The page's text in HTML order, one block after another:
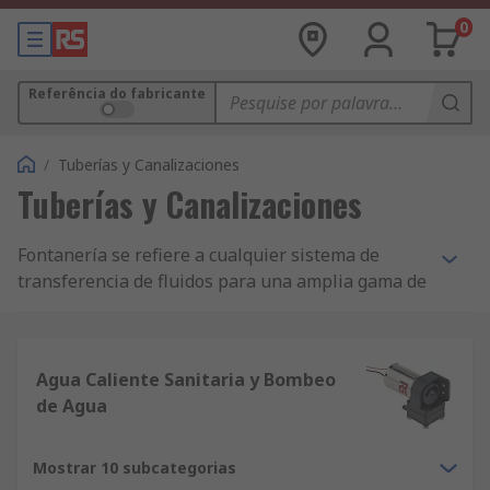
0
Referência do fabricante
/ Tuberías y Canalizaciones
Tuberías y Canalizaciones
Fontanería se refiere a cualquier sistema de
transferencia de fluidos para una amplia gama de
Tubos
Válvulas
Agua Caliente Sanitaria y Bombeo
de Agua
Mostrar 10 subcategorias